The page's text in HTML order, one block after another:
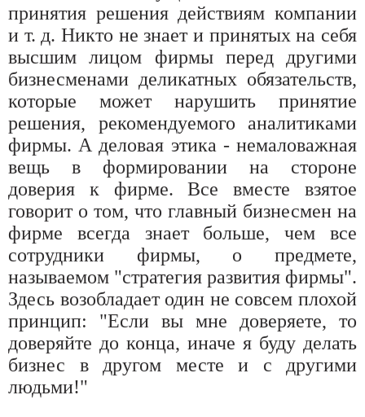
принятия решения действиям компании
и т. д. Никто не знает и принятых на себя
высшим лицом фирмы перед другими
бизнесменами деликатных обязательств,
которые может нарушить принятие
решения, рекомендуемого аналитиками
фирмы. А деловая этика - немаловажная
вещь в формировании на стороне
доверия к фирме. Все вместе взятое
говорит о том, что главный бизнесмен на
фирме всегда знает больше, чем все
сотрудники фирмы, о предмете,
называемом "стратегия развития фирмы".
Здесь возобладает один не совсем плохой
принцип: "Если вы мне доверяете, то
доверяйте до конца, иначе я буду делать
бизнес в другом месте и с другими
людьми!"